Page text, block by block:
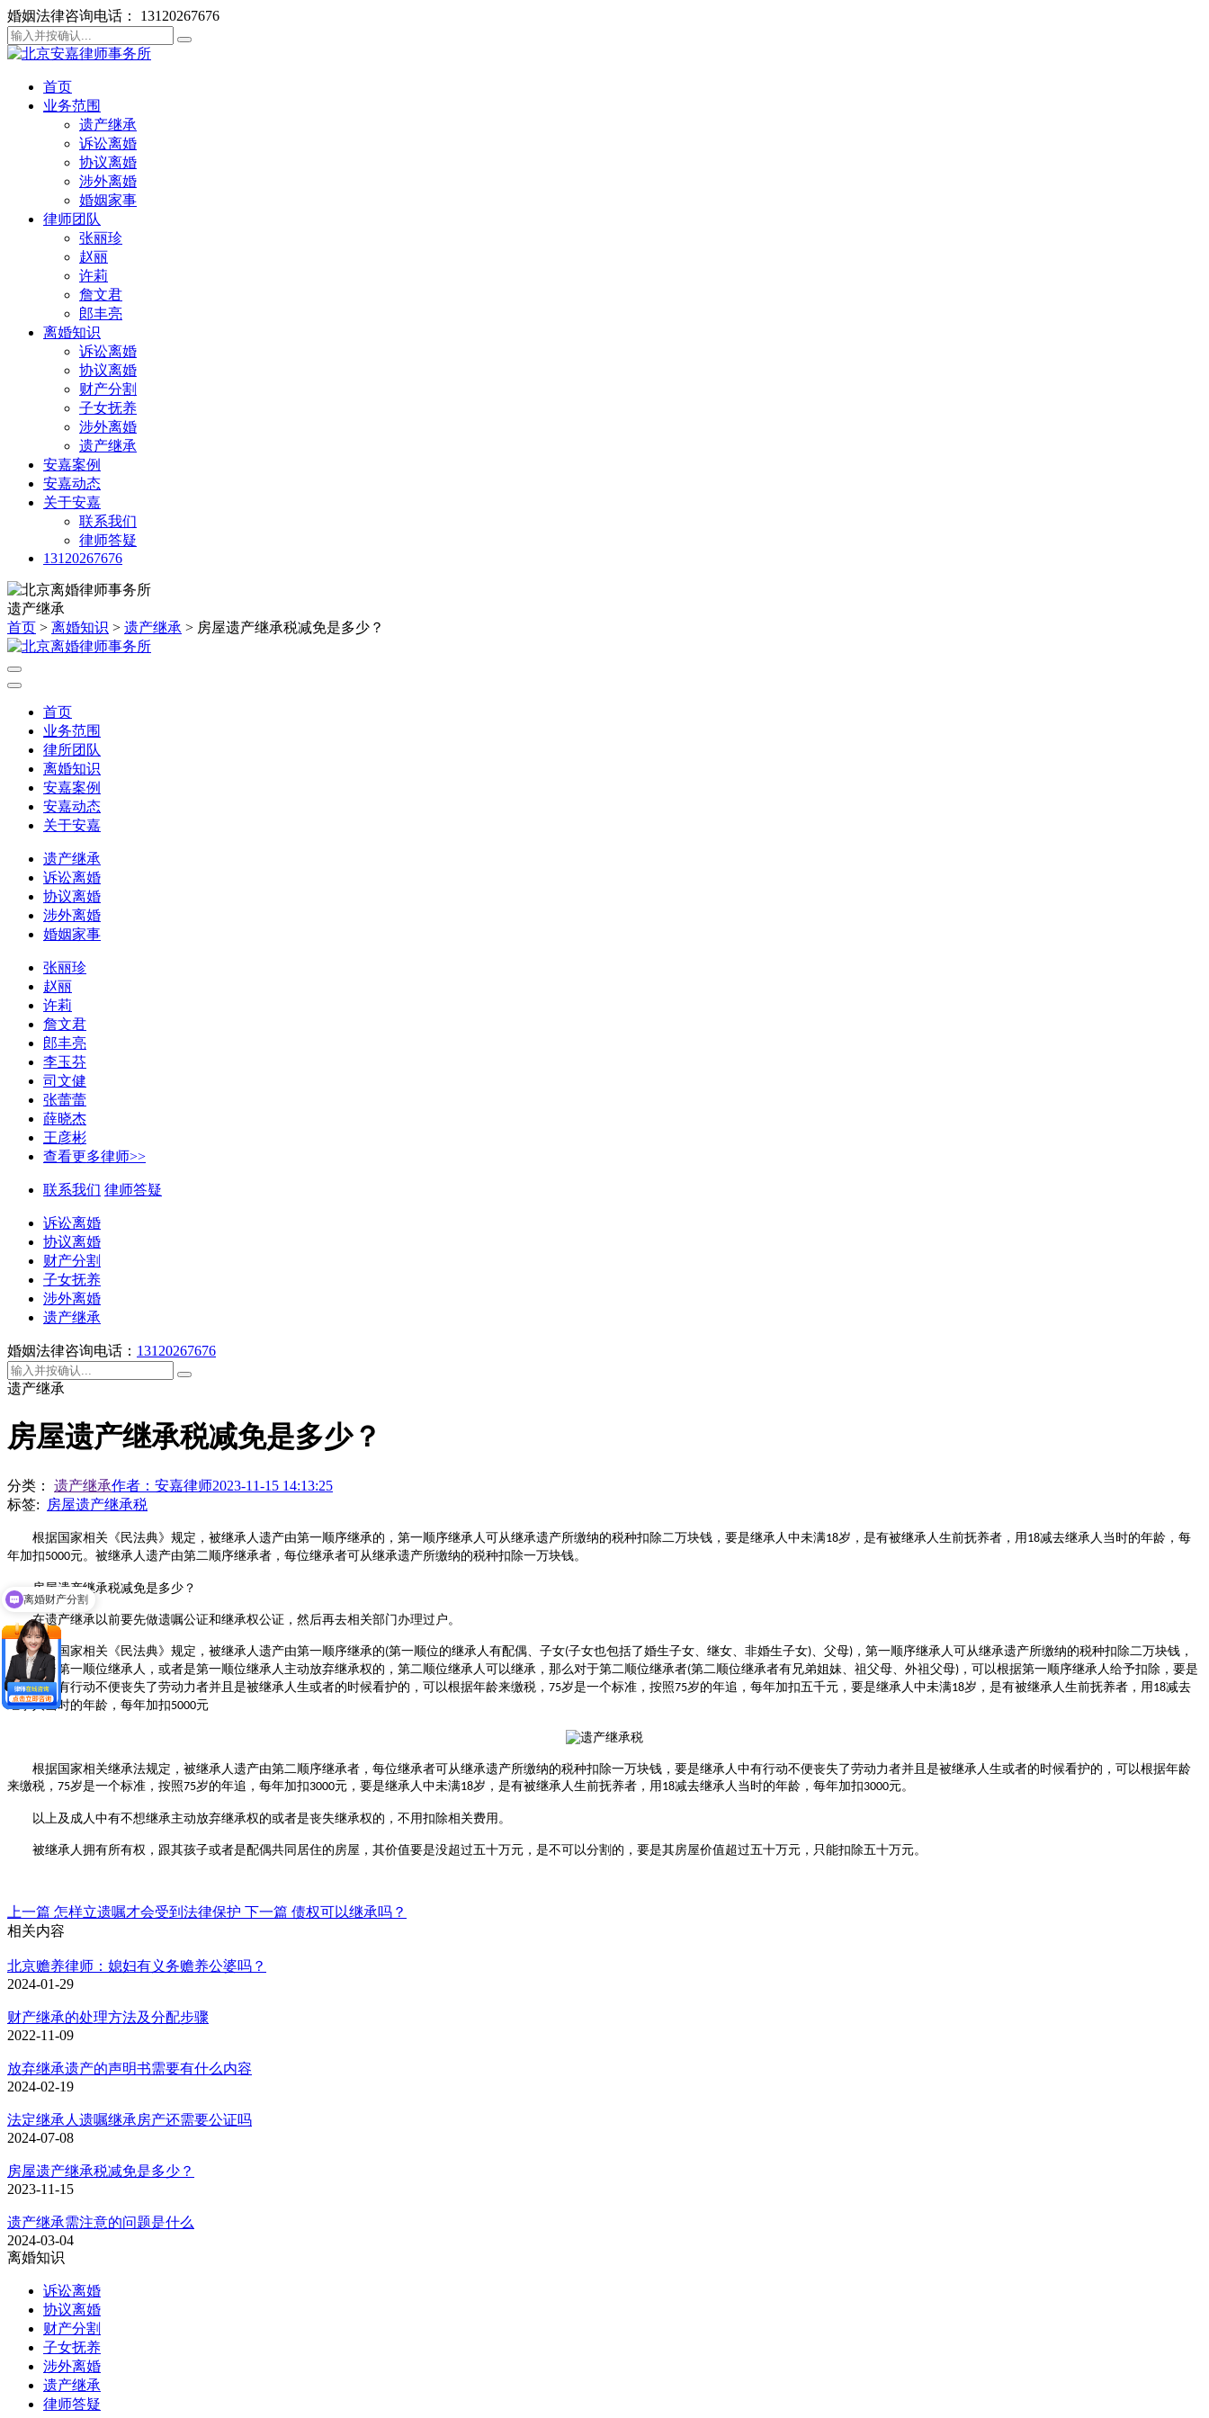
婚姻法律咨询电话： 13120267676
首页
业务范围
遗产继承
诉讼离婚
协议离婚
涉外离婚
婚姻家事
律师团队
张丽珍
赵丽
许莉
詹文君
郎丰亮
离婚知识
诉讼离婚
协议离婚
财产分割
子女抚养
涉外离婚
遗产继承
安嘉案例
安嘉动态
关于安嘉
联系我们
律师答疑
13120267676
遗产继承
首页 > 离婚知识 > 遗产继承 > 房屋遗产继承税减免是多少？
首页
业务范围
律所团队
离婚知识
安嘉案例
安嘉动态
关于安嘉
遗产继承
诉讼离婚
协议离婚
涉外离婚
婚姻家事
张丽珍
赵丽
许莉
詹文君
郎丰亮
李玉芬
司文健
张蕾蕾
薛晓杰
王彦彬
查看更多律师>>
联系我们 律师答疑
诉讼离婚
协议离婚
财产分割
子女抚养
涉外离婚
遗产继承
婚姻法律咨询电话： 13120267676
遗产继承
房屋遗产继承税减免是多少？
分类： 遗产继承作者： 安嘉律师2023-11-15 14:13:25
标签:
房屋遗产继承税
根据国家相关《民法典》规定，被继承人遗产由第一顺序继承的，第一顺序继承人可从继承遗产所缴纳的税种扣除二万块钱，要是继承人中未满18岁，是有被继承人生前抚养者，用 18减去继承人当时的年龄，每
年加扣5000元。被继承人遗产由第二顺序继承者，每位继承者可从继承遗产所缴纳的税种扣除一万块钱。
房屋遗产继承税减免是多少？
在遗产继承以前要先做遗嘱公证和继承权公证，然后再去相关部门办理过户。
根据国家相关《民法典》规定，被继承人遗产由第一顺序继承的(第一顺位的继承人有配偶、子女(子女也包括了婚生子女、继女、非婚生子女) 、父母) ，第一顺序继承人可从继承遗产所缴纳的税种扣除二万块钱，
要是没有第一顺位继承人，或者是第一顺位继承人主动放弃继承权的，第二顺位继承人可以继承，那么对于第二顺位继承者(第二顺位继承者有兄弟姐妹、祖父母、外祖父母) ，可以根据第一顺序继承人给予扣除，要是
继承人中有行动不便丧失了劳动力者并且是被继承人生或者的时候看护的，可以根据年龄来缴税， 75岁是一个标准，按照75岁的年追，每年加扣五千元，要是继承人中未满18岁，是有被继承人生前抚养者，用 18减去
继承人当时的年龄，每年加扣5000元
根据国家相关继承法规定，被继承人遗产由第二顺序继承者，每位继承者可从继承遗产所缴纳的税种扣除一万块钱，要是继承人中有行动不便丧失了劳动力者并且是被继承人生或者的时候看护的，可以根据年龄
来缴税， 75岁是一个标准，按照75岁的年追，每年加扣3000元，要是继承人中未满18岁，是有被继承人生前抚养者，用 18减去继承人当时的年龄，每年加扣3000元。
以上及成人中有不想继承主动放弃继承权的或者是丧失继承权的，不用扣除相关费用。
被继承人拥有所有权，跟其孩子或者是配偶共同居住的房屋，其价值要是没超过五十万元，是不可以分割的，要是其房屋价值超过五十万元，只能扣除五十万元。
上一篇 怎样立遗嘱才会受到法律保护 下一篇 债权可以继承吗？
相关内容
北京赡养律师：媳妇有义务赡养公婆吗？
2024-01-29
财产继承的处理方法及分配步骤
2022-11-09
放弃继承遗产的声明书需要有什么内容
2024-02-19
法定继承人遗嘱继承房产还需要公证吗
2024-07-08
房屋遗产继承税减免是多少？
2023-11-15
遗产继承需注意的问题是什么
2024-03-04
离婚知识
诉讼离婚
协议离婚
财产分割
子女抚养
涉外离婚
遗产继承
律师答疑
离婚财产分割